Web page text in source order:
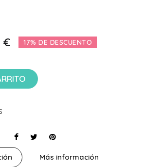
€ 17% DE DESCUENTO
Más información